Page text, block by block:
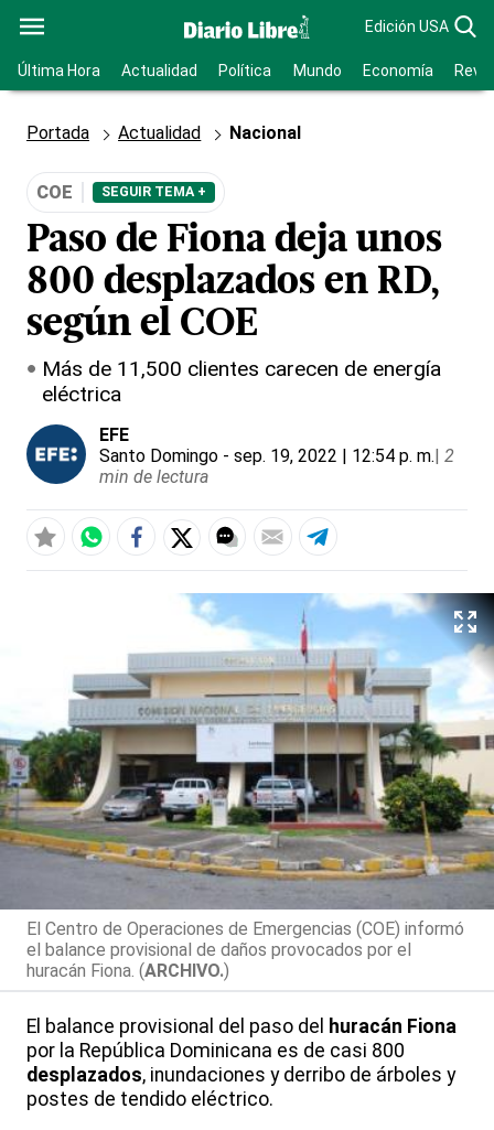
Edición USA
Última Hora Actualidad Política Mundo Economía
Portada Actualidad Nacional
COE SEGUIR TEMA +
Paso de Fiona deja unos
800 desplazados en RD,
según el COE
Más de 11,500 clientes carecen de energía
eléctrica
EFE
Santo Domingo - sep. 19, 2022 | 12:54 p. m.| 2
min de lectura
El Centro de Operaciones de Emergencias (COE) informó
el balance provisional de daños provocados por el
huracán Fiona. (ARCHIVO.)
El balance provisional del paso del huracán Fiona
por la República Dominicana es de casi 800
desplazados, inundaciones y derribo de árboles y
postes de tendido eléctrico.